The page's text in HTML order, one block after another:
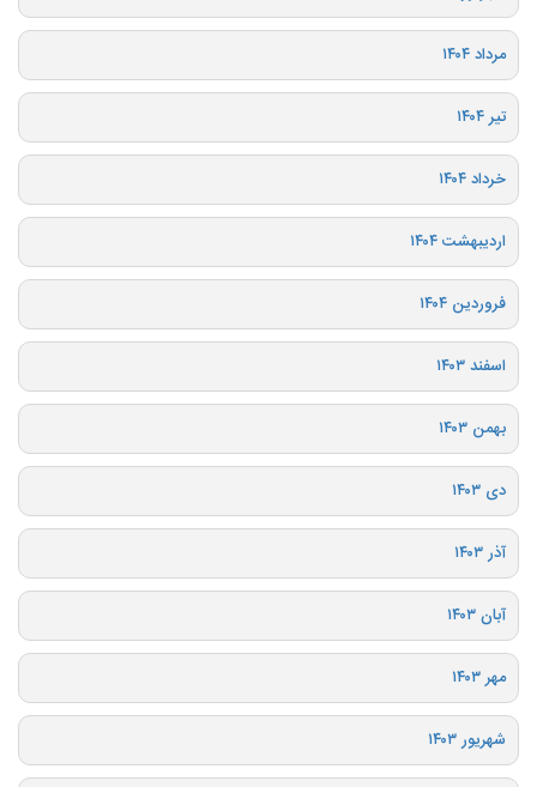
مرداد ۱۴۰۴
تیر ۱۴۰۴
خرداد ۱۴۰۴
اردیبهشت ۱۴۰۴
فروردین ۱۴۰۴
اسفند ۱۴۰۳
بهمن ۱۴۰۳
دی ۱۴۰۳
آذر ۱۴۰۳
آبان ۱۴۰۳
مهر ۱۴۰۳
شهریور ۱۴۰۳